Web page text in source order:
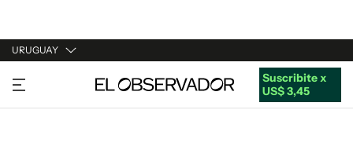
URUGUAY
URUGUAY
ARGENTINA
Suscribite x
US$ 3,45